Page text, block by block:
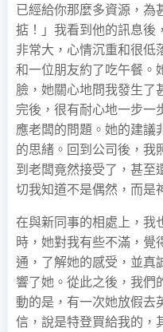
已經給你那麼多資源，為
掂！」我看到他的訊息後
非常大，心情沉重和很低
和一位朋友約了吃午餐。
臉，她關心地問我發生了
完後，很有耐心地一步一
應老闆的問題。她的建議
的思緒。回到公司後，我
到老闆竟然接受了，甚至
切我知道不是偶然，而是
在與新同事的相處上，我
時，她對我有些不滿，覺
通，了解她的感受，並真
響了她。從此之後，我們
動的是，有一次她放假去
信，說是特登買給我的，